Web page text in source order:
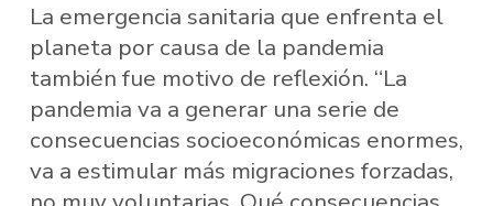
La emergencia sanitaria que enfrenta el
planeta por causa de la pandemia
también fue motivo de reflexión. “La
pandemia va a generar una serie de
consecuencias socioeconómicas enormes,
va a estimular más migraciones forzadas,